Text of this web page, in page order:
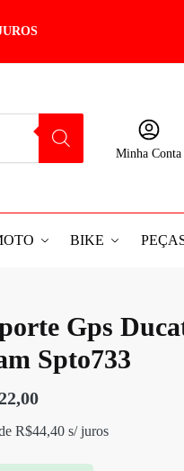
Minha Conta
BIKE
Gps
Spto733
R$44,40 s/ juros